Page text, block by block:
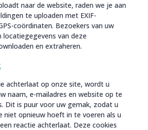
naar de website, raden we je aan
te uploaden met EXIF-
coördinaten. Bezoekers van uw
locatiegegevens van deze
en extraheren.
achterlaat op onze site, wordt u
naam, e-mailadres en website op te
Dit is puur voor uw gemak, zodat u
niet opnieuw hoeft in te voeren als u
reactie achterlaat. Deze cookies